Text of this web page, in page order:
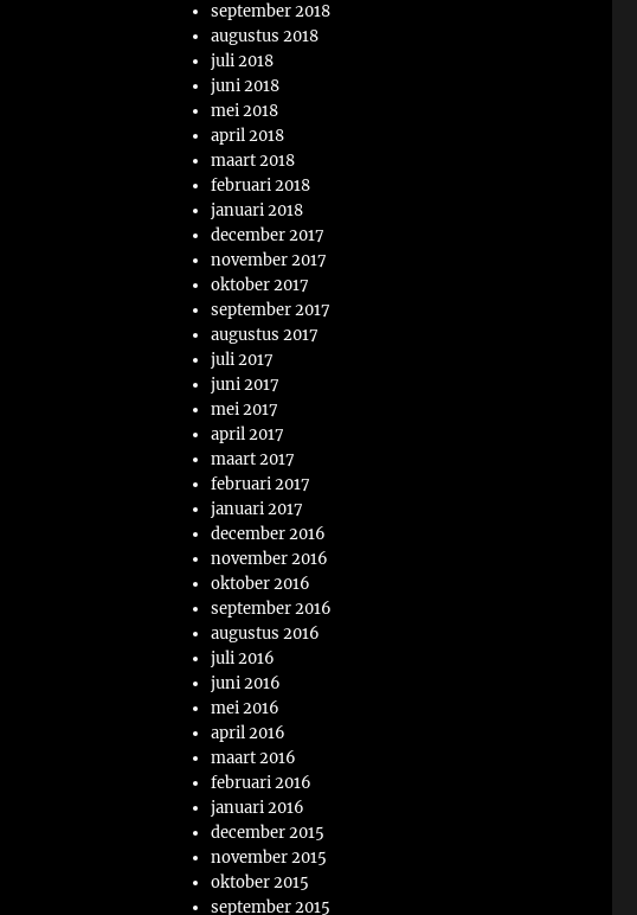
september 2018
augustus 2018
juli 2018
juni 2018
mei 2018
april 2018
maart 2018
februari 2018
januari 2018
december 2017
november 2017
oktober 2017
september 2017
augustus 2017
juli 2017
juni 2017
mei 2017
april 2017
maart 2017
februari 2017
januari 2017
december 2016
november 2016
oktober 2016
september 2016
augustus 2016
juli 2016
juni 2016
mei 2016
april 2016
maart 2016
februari 2016
januari 2016
december 2015
november 2015
oktober 2015
september 2015